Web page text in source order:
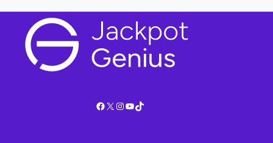
Facebook
X Instagram
YouTube
TikTok